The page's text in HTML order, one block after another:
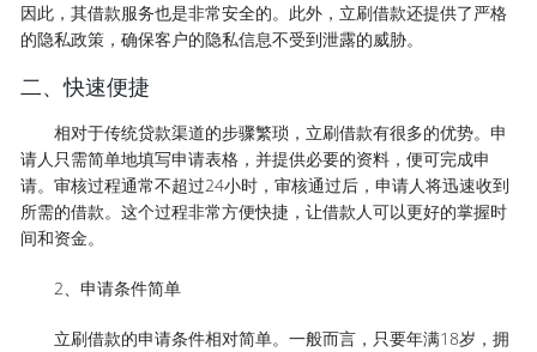
因此，其借款服务也是非常安全的。此外，立刷借款还提供了严格
的隐私政策，确保客户的隐私信息不受到泄露的威胁。
二、快速便捷
相对于传统贷款渠道的步骤繁琐，立刷借款有很多的优势。申
请人只需简单地填写申请表格，并提供必要的资料，便可完成申
请。审核过程通常不超过24小时，审核通过后，申请人将迅速收到
所需的借款。这个过程非常方便快捷，让借款人可以更好的掌握时
间和资金。
2、申请条件简单
立刷借款的申请条件相对简单。一般而言，只要年满18岁，拥